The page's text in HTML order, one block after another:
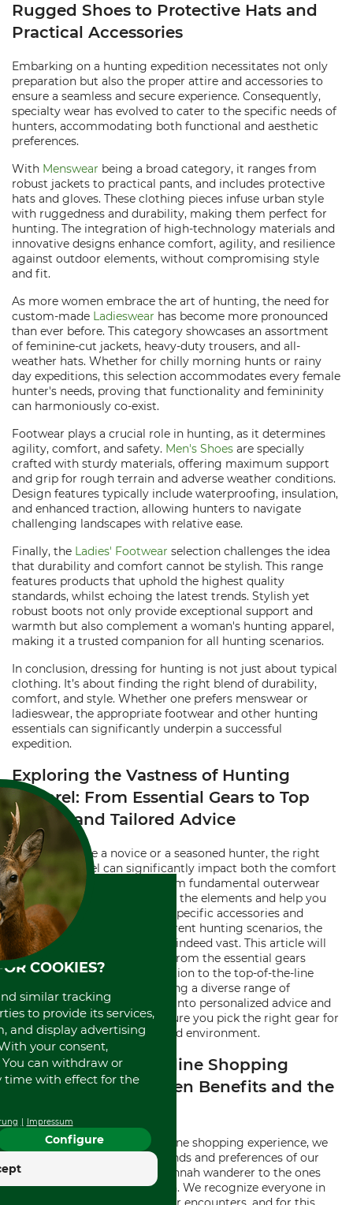
Rugged Shoes to Protective Hats and
Practical Accessories
Embarking on a hunting expedition necessitates not only
preparation but also the proper attire and accessories to
ensure a seamless and secure experience. Consequently,
specialty wear has evolved to cater to the specific needs of
hunters, accommodating both functional and aesthetic
preferences.
With Menswear being a broad category, it ranges from
robust jackets to practical pants, and includes protective
hats and gloves. These clothing pieces infuse urban style
with ruggedness and durability, making them perfect for
hunting. The integration of high-technology materials and
innovative designs enhance comfort, agility, and resilience
against outdoor elements, without compromising style
and fit.
As more women embrace the art of hunting, the need for
custom-made Ladieswear has become more pronounced
than ever before. This category showcases an assortment
of feminine-cut jackets, heavy-duty trousers, and all-
weather hats. Whether for chilly morning hunts or rainy
day expeditions, this selection accommodates every female
hunter's needs, proving that functionality and femininity
can harmoniously co-exist.
Footwear plays a crucial role in hunting, as it determines
agility, comfort, and safety. Men's Shoes are specially
crafted with sturdy materials, offering maximum support
and grip for rough terrain and adverse weather conditions.
Design features typically include waterproofing, insulation,
and enhanced traction, allowing hunters to navigate
challenging landscapes with relative ease.
Finally, the Ladies' Footwear selection challenges the idea
that durability and comfort cannot be stylish. This range
features products that uphold the highest quality
standards, whilst echoing the latest trends. Stylish yet
robust boots not only provide exceptional support and
warmth but also complement a woman's hunting apparel,
making it a trusted companion for all hunting scenarios.
In conclusion, dressing for hunting is not just about typical
clothing. It’s about finding the right blend of durability,
comfort, and style. Whether one prefers menswear or
ladieswear, the appropriate footwear and other hunting
essentials can significantly underpin a successful
expedition.
Exploring the Vastness of Hunting
Apparel: From Essential Gears to Top
Brands and Tailored Advice
Whether you're a novice or a seasoned hunter, the right
hunting apparel can significantly impact both the comfort
and success of your hunt. From fundamental outerwear
designed to protect you from the elements and help you
blend into the wilderness, to specific accessories and
footwear engineered for different hunting scenarios, the
breadth of hunting apparel is indeed vast. This article will
explore this extent - starting from the essential gears
required for a hunting expedition to the top-of-the-line
hunting apparel brands offering a diverse range of
products. Further, we'll delve into personalized advice and
buying considerations to ensure you pick the right gear for
your specific hunting style and environment.
Delving into the Online Shopping
Experience: Unspoken Benefits and the
In offering an exceptional online shopping experience, we
understand the unique demands and preferences of our
clientele, from the quiet savannah wanderer to the ones
who prefer the rugged terrain. We recognize everyone in
COOKIES?
similar tracking
to provide its services,
and display advertising
your consent,
can withdraw or
time with effect for the
Impressum
Configure